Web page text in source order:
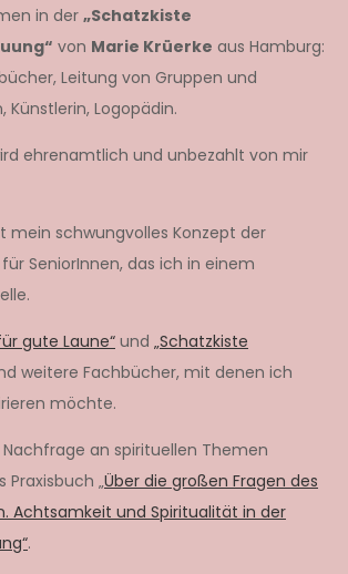
in der „Schatzkiste
von Marie Krüerke aus Hamburg:
Leitung von Gruppen und
Künstlerin, Logopädin.
ehrenamtlich und unbezahlt von mir
mein schwungvolles Konzept der
SeniorInnen, das ich in einem
gute Laune“ und „Schatzkiste
weitere Fachbücher, mit denen ich
möchte.
an spirituellen Themen
Praxisbuch „Über die großen Fragen des
Achtsamkeit und Spiritualität in der
.